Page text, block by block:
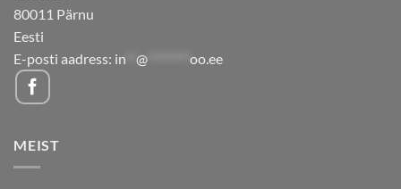
80011 Pärnu
Eesti
E-posti aadress: in @ oo.ee
MEIST